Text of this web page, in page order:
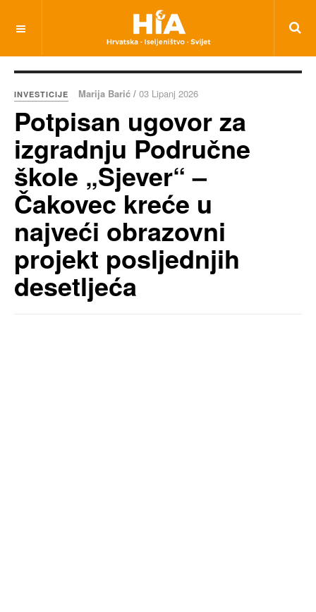
INVESTICIJE Marija Barić / 03 Lipanj 2026
Potpisan ugovor za
izgradnju Područne
škole „Sjever“ –
Čakovec kreće u
najveći obrazovni
projekt posljednjih
desetljeća